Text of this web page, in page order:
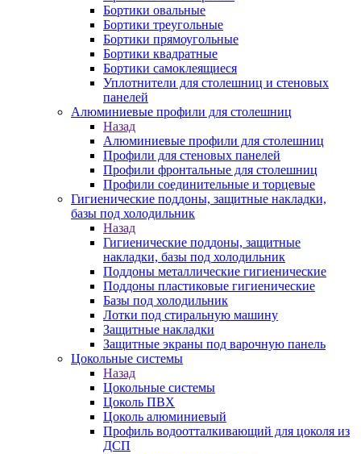
Бортики овальные
Бортики треугольные
Бортики прямоугольные
Бортики квадратные
Бортики самоклеящиеся
Уплотнители для столешниц и стеновых
панелей
Алюминиевые профили для столешниц
Назад
Алюминиевые профили для столешниц
Профили для стеновых панелей
Профили фронтальные для столешниц
Профили соединительные и торцевые
Гигиенические поддоны, защитные накладки,
базы под холодильник
Назад
Гигиенические поддоны, защитные
накладки, базы под холодильник
Поддоны металлические гигиенические
Поддоны пластиковые гигиенические
Базы под холодильник
Лотки под стиральную машину
Защитные накладки
Защитные экраны под варочную панель
Цокольные системы
Назад
Цокольные системы
Цоколь ПВХ
Цоколь алюминиевый
Профиль водоотталкивающий для цоколя из
ДСП